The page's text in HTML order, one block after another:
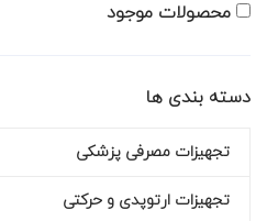
محصولات موجود
دسته بندی ها
تجهیزات مصرفی پزشکی
تجهیزات ارتوپدی و حرکتی